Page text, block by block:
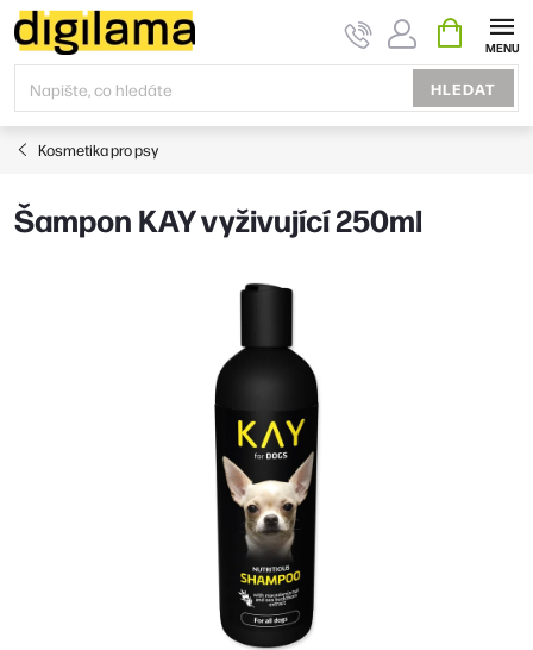
Přejít
na
obsah
HLEDAT
KOŠÍK
Kosmetika pro psy
Šampon KAY vyživující 250ml